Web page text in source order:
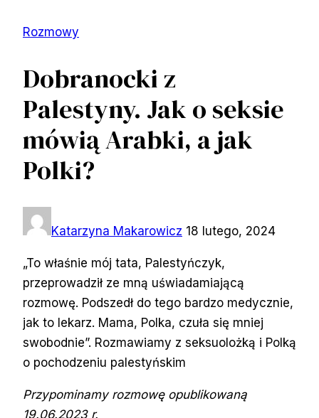
Rozmowy
Dobranocki z
Palestyny. Jak o seksie
mówią Arabki, a jak
Polki?
Katarzyna Makarowicz 18 lutego, 2024
„To właśnie mój tata, Palestyńczyk,
przeprowadził ze mną uświadamiającą
rozmowę. Podszedł do tego bardzo medycznie,
jak to lekarz. Mama, Polka, czuła się mniej
swobodnie”. Rozmawiamy z seksuolożką i Polką
o pochodzeniu palestyńskim
Przypominamy rozmowę opublikowaną
19.06.2023 r.